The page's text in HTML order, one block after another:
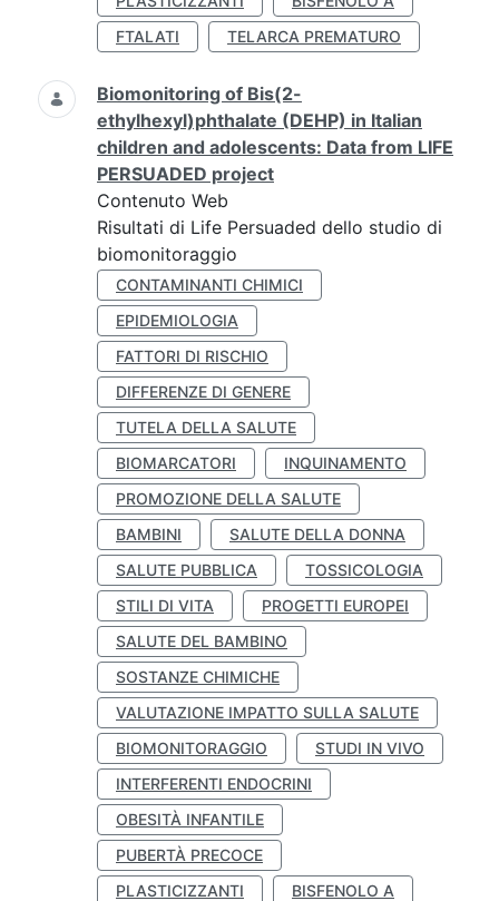
FTALATI
TELARCA PREMATURO
Biomonitoring of Bis(2-
ethylhexyl)phthalate (DEHP) in Italian
children and adolescents: Data from LIFE
PERSUADED project
Contenuto Web
Risultati di Life Persuaded dello studio di
biomonitoraggio
CONTAMINANTI CHIMICI
EPIDEMIOLOGIA
FATTORI DI RISCHIO
DIFFERENZE DI GENERE
TUTELA DELLA SALUTE
BIOMARCATORI
INQUINAMENTO
PROMOZIONE DELLA SALUTE
BAMBINI
SALUTE DELLA DONNA
SALUTE PUBBLICA
TOSSICOLOGIA
STILI DI VITA
PROGETTI EUROPEI
SALUTE DEL BAMBINO
SOSTANZE CHIMICHE
VALUTAZIONE IMPATTO SULLA SALUTE
BIOMONITORAGGIO
STUDI IN VIVO
INTERFERENTI ENDOCRINI
OBESITÀ INFANTILE
PUBERTÀ PRECOCE
PLASTICIZZANTI
BISFENOLO A